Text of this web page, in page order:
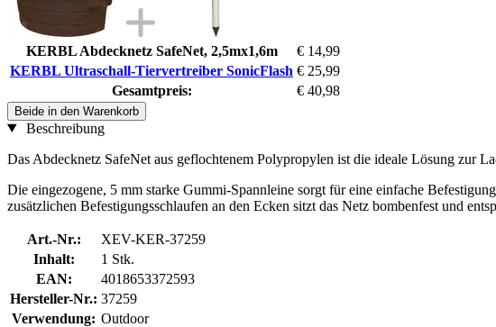
KERBL Abdecknetz SafeNet, 2,5mx1,6m
€ 14,99
KERBL Ultraschall-Tiervertreiber SonicFlash € 25,99
Gesamtpreis:
€ 40,98
Beide in den Warenkorb
Beschreibung
Das Abdecknetz SafeNet aus geflochtenem Polypropylen ist die ideale Lösung zur
Die eingezogene, 5 mm starke Gummi-Spannleine sorgt für eine einfache
zusätzlichen Befestigungsschlaufen an den Ecken sitzt das Netz bombenfest und
Art.-Nr.:
XEV-KER-37259
Inhalt:
1 Stk.
EAN:
4018653372593
Hersteller-Nr.: 37259
Verwendung: Outdoor